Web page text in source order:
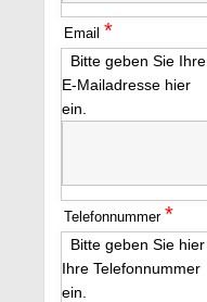
Email *
Bitte geben Sie Ihre
E-Mailadresse hier
ein.
Telefonnummer *
Bitte geben Sie hier
Ihre Telefonnummer
ein.